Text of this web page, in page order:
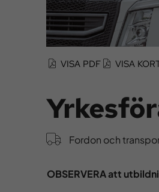
VISA PDF VISA
Fordon och
OBSERVERA att